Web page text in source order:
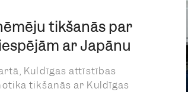
tikšanās par
ar Japānu
Kuldīgas attīstības
tikšanās ar Kuldīgas